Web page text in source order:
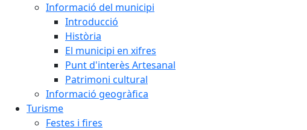
Informació del municipi
Introducció
Història
El municipi en xifres
Punt d'interès Artesanal
Patrimoni cultural
Informació geogràfica
Turisme
Festes i fires